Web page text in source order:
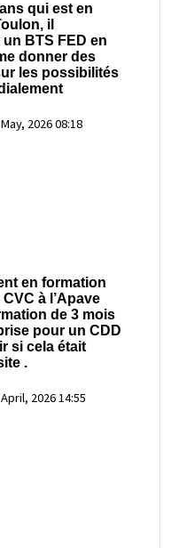
qui est en
il
BTS FED en
donner des
les possibilités
2026 08:18
en formation
à l’Apave
de 3 mois
pour un CDD
si cela était
.
2026 14:55